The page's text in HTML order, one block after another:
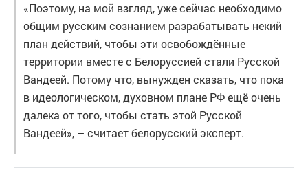
«Поэтому, на мой взгляд, уже сейчас необходимо
общим русским сознанием разрабатывать некий
план действий, чтобы эти освобождённые
территории вместе с Белоруссией стали Русской
Вандеей. Потому что, вынужден сказать, что пока
в идеологическом, духовном плане РФ ещё очень
далека от того, чтобы стать этой Русской
Вандеей», – считает белорусский эксперт.